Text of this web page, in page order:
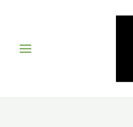
contenu